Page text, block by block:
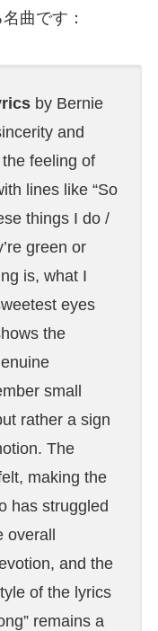
曲です：
by Bernie
and
feeling of
lines like “So
things I do /
green or
is, what I
eyes
the
small
rather a sign
The
making the
has struggled
overall
and the
of the lyrics
remains a